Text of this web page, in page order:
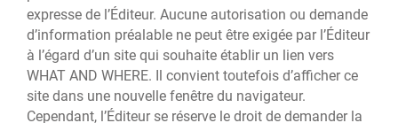
expresse de l’Éditeur. Aucune autorisation ou demande
d’information préalable ne peut être exigée par l’Éditeur
à l’égard d’un site qui souhaite établir un lien vers
WHAT AND WHERE. Il convient toutefois d’afficher ce
site dans une nouvelle fenêtre du navigateur.
Cependant, l’Éditeur se réserve le droit de demander la